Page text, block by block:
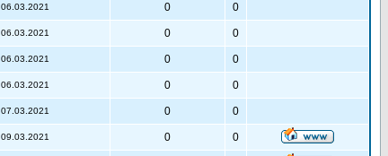
06.03.2021 0 0
06.03.2021 0 0
06.03.2021 0 0
06.03.2021 0 0
07.03.2021 0 0
09.03.2021 0 0